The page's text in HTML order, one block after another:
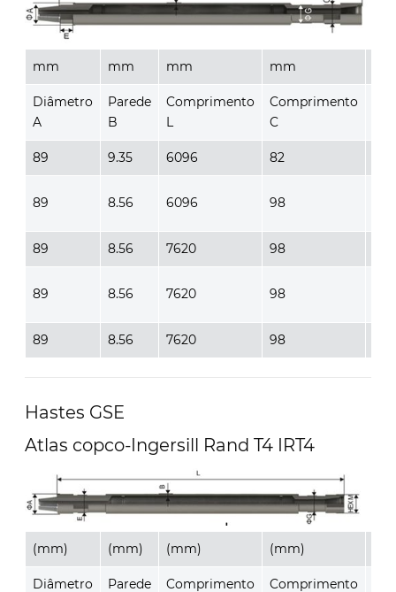
mm mm mm mm
Diâmetro
A
Parede
B
Comprimento
L
Comprimento
C
89 9.35 6096 82
89 8.56 6096 98
89 8.56 7620 98
89 8.56 7620 98
89 8.56 7620 98
Hastes GSE
Atlas copco-Ingersill Rand T4 IRT4
(mm) (mm) (mm) (mm)
Diâmetro Parede Comprimento Comprimento